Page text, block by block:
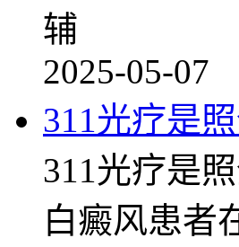
辅
2025-05-07
311光疗是
311光疗是
白癜风患者